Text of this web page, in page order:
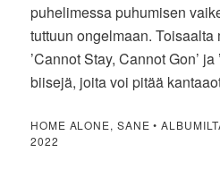
puhelimessa puhumisen
tuttuun ongelmaan. Toisaalta
’Cannot Stay, Cannot Gon’
biisejä, joita voi pitää
HOME ALONE, SANE •
2022